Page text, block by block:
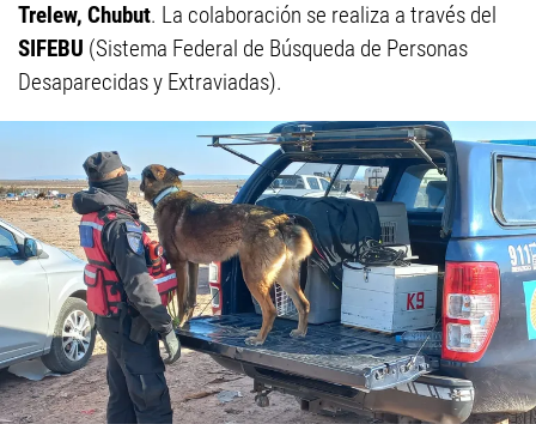
Trelew, Chubut. La colaboración se realiza a través del
SIFEBU (Sistema Federal de Búsqueda de Personas
Desaparecidas y Extraviadas).